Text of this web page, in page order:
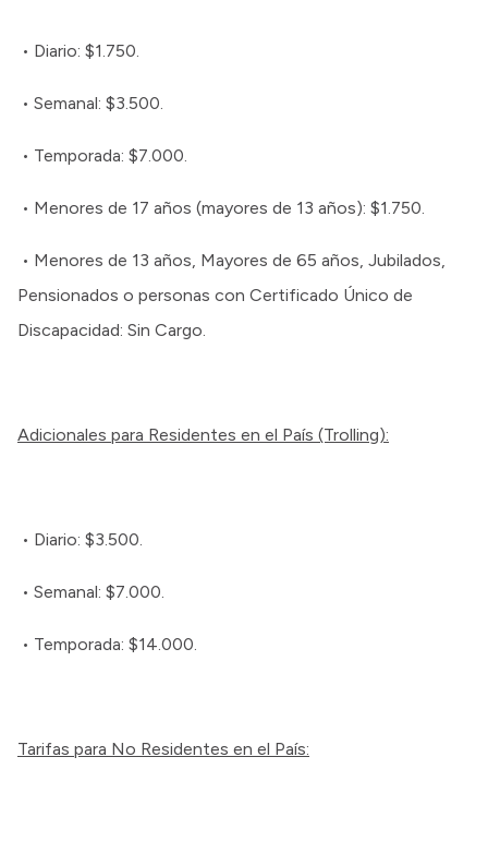
• Diario: $1.750.
• Semanal: $3.500.
• Temporada: $7.000.
• Menores de 17 años (mayores de 13 años): $1.750.
• Menores de 13 años, Mayores de 65 años, Jubilados,
Pensionados o personas con Certificado Único de
Discapacidad: Sin Cargo.
Adicionales para Residentes en el País (Trolling):
• Diario: $3.500.
• Semanal: $7.000.
• Temporada: $14.000.
Tarifas para No Residentes en el País: